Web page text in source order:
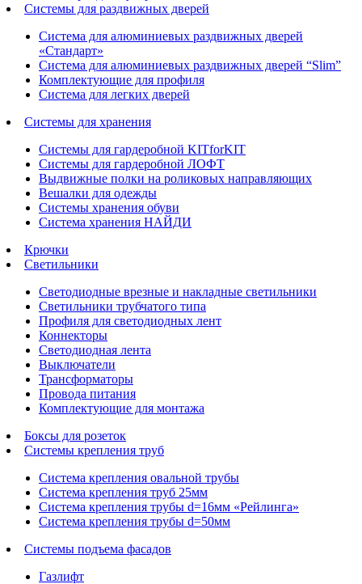
Системы для раздвижных дверей
Система для алюминиевых раздвижных дверей
«Стандарт»
Система для алюминиевых раздвижных дверей “Slim”
Комплектующие для профиля
Система для легких дверей
Системы для хранения
Системы для гардеробной KITforKIT
Системы для гардеробной ЛОФТ
Выдвижные полки на роликовых направляющих
Вешалки для одежды
Системы хранения обуви
Система хранения НАЙДИ
Крючки
Светильники
Светодиодные врезные и накладные светильники
Светильники трубчатого типа
Профиля для светодиодных лент
Коннекторы
Светодиодная лента
Выключатели
Трансформаторы
Провода питания
Комплектующие для монтажа
Боксы для розеток
Системы крепления труб
Система крепления овальной трубы
Система крепления труб 25мм
Система крепления трубы d=16мм «Рейлинга»
Система крепления трубы d=50мм
Системы подъема фасадов
Газлифт